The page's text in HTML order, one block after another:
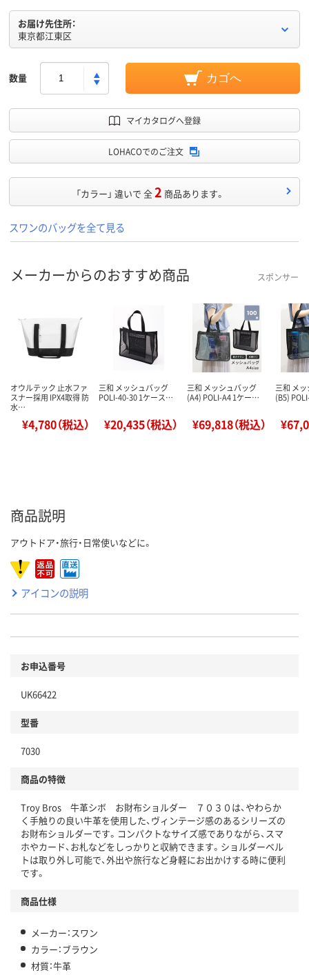
お届け先住所：
東京都江東区
数量 カゴへ
マイカタログへ登録
LOHACOでのご注文
「カラー」 違いで 全2 商品あります。
スワンのバッグを全て見る
メーカーからのおすすめ商品 スポンサー
オウルテック 止水ファ
スナー採用 IPX4取得 防
水…
¥4,780（税込）
三和 メッシュバッグ
POLI-40-30 1ケース…
¥20,435（税込）
三和 メッシュバッグ
(A4) POLI-A4 1ケー…
¥69,818（税込）
三和 メ
(B5)
商品説明
アウトドア・旅行・日常使いなどに。
アイコンの説明
お申込番号
UK66422
型番
7030
商品の特徴
Troy Bros 牛革シボ お財布ショルダー ７０３０は、やわらか
く手触りの良い牛革を使用した、ヴィンテージ感のあるシリーズの
お財布ショルダーです。コンパクトなサイズ感でありながら、スマ
ホやカード、お札などをしっかりと収納できます。ショルダーベル
トは取り外し可能で、外出や旅行など身軽にお出かけする時に便利
です。
商品仕様
メーカー：スワン
カラー：ブラウン
材質：牛革